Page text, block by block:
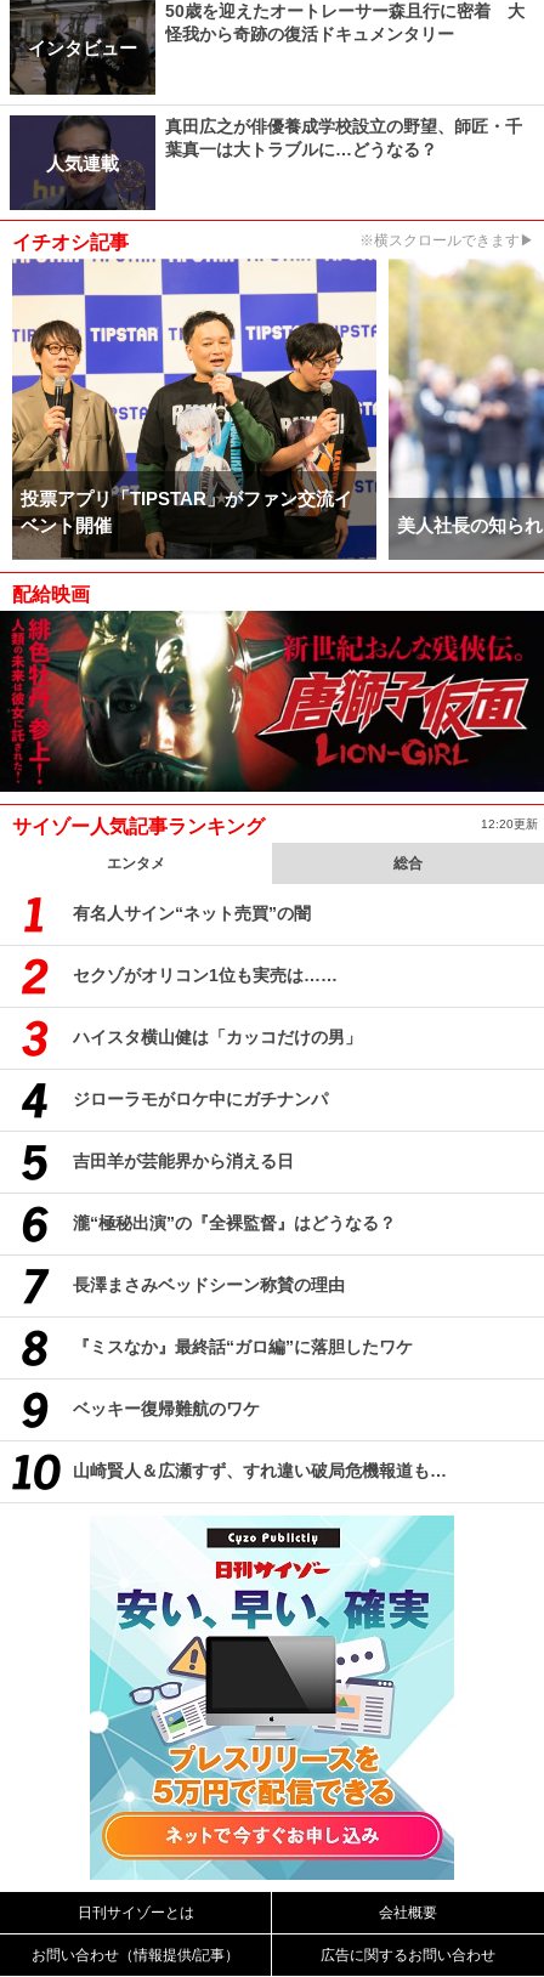
インタビュー
50歳を迎えたオートレーサー森且行に密着 大
怪我から奇跡の復活ドキュメンタリー
人気連載
真田広之が俳優養成学校設立の野望、師匠・千
葉真一は大トラブルに…どうなる？
イチオシ記事 ※横スクロールできます▶
投票アプリ「TIPSTAR」がファン交流イ
ベント開催
美人社長の知ら
配給映画
サイゾー人気記事ランキング 12:20更新
エンタメ 総合
有名人サイン“ネット売買”の闇
セクゾがオリコン1位も実売は……
ハイスタ横山健は「カッコだけの男」
ジローラモがロケ中にガチナンパ
吉田羊が芸能界から消える日
瀧“極秘出演”の『全裸監督』はどうなる？
長澤まさみベッドシーン称賛の理由
『ミスなか』最終話“ガロ編”に落胆したワケ
ベッキー復帰難航のワケ
山崎賢人＆広瀬すず、すれ違い破局危機報道も…
日刊サイゾーとは 会社概要
お問い合わせ（情報提供/記事） 広告に関するお問い合わせ